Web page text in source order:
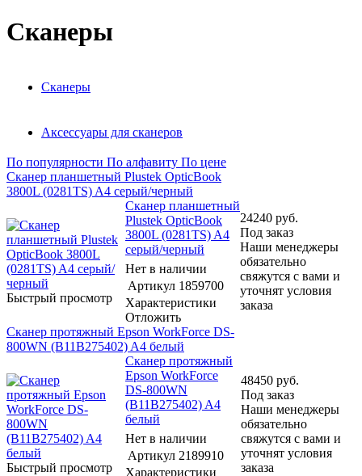
Сканеры
Сканеры
Аксессуары для сканеров
По популярности По алфавиту По цене
Сканер планшетный Plustek OpticBook
3800L (0281TS) A4 серый/черный
Быстрый просмотр
Сканер планшетный
Plustek OpticBook
3800L (0281TS) A4
серый/черный
Нет в наличии
Артикул 1859700
Характеристики
Отложить
24240 руб.
Под заказ
Наши менеджеры
обязательно
свяжутся с вами и
уточнят условия
заказа
Сканер протяжный Epson WorkForce DS-
800WN (B11B275402) A4 белый
Быстрый просмотр
Сканер протяжный
Epson WorkForce
DS-800WN
(B11B275402) A4
белый
Нет в наличии
Артикул 2189910
Характеристики
48450 руб.
Под заказ
Наши менеджеры
обязательно
свяжутся с вами и
уточнят условия
заказа